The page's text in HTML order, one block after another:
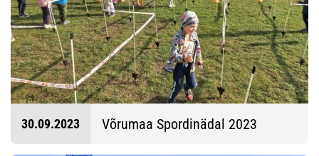
30.09.2023 Võrumaa Spordinädal 2023